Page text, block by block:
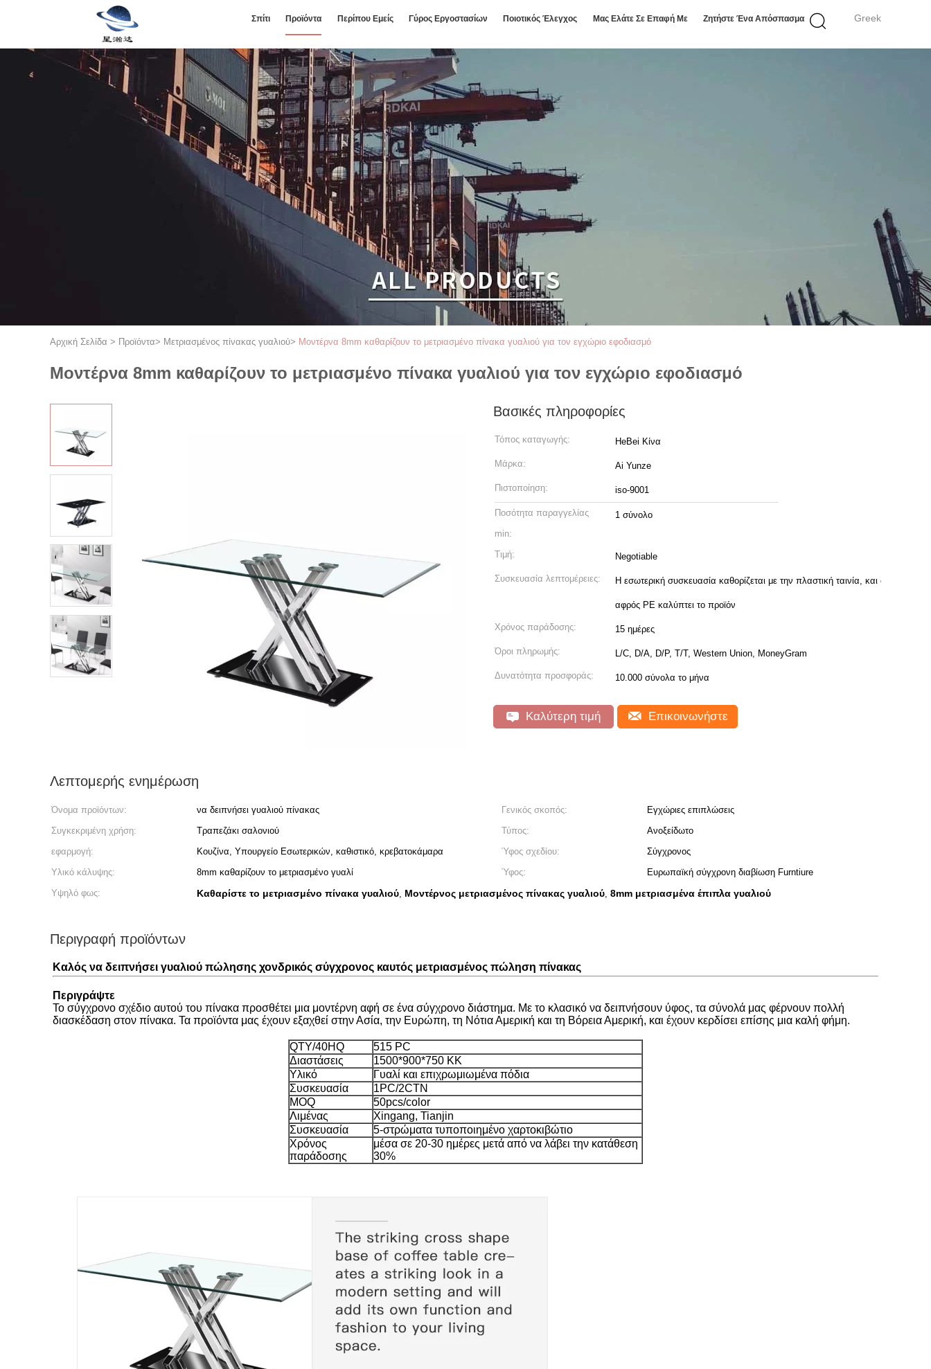
Greek
Σπίτι Προϊόντα Περίπου Εμείς Γύρος Εργοστασίων Ποιοτικός Έλεγχος Μας Ελάτε Σε Επαφή Με Ζητήστε Ένα Απόσπασμα
Αρχική Σελίδα > Προϊόντα> Μετριασμένος πίνακας γυαλιού> Μοντέρνα 8mm καθαρίζουν το μετριασμένο πίνακα γυαλιού για τον εγχώριο εφοδιασμό
Μοντέρνα 8mm καθαρίζουν το μετριασμένο πίνακα γυαλιού για τον εγχώριο εφοδιασμό
Βασικές πληροφορίες
Τόπος καταγωγής: HeBei Κίνα
Μάρκα: Ai Yunze
Πιστοποίηση: iso-9001
Ποσότητα παραγγελίας
min:
1 σύνολο
Τιμή: Negotiable
Συσκευασία λεπτομέρειες: Η εσωτερική συσκευασία καθορίζεται με την πλαστική ταινία, και ο
αφρός PE καλύπτει το προϊόν
Χρόνος παράδοσης: 15 ημέρες
Όροι πληρωμής: L/C, D/A, D/P, T/T, Western Union, MoneyGram
Δυνατότητα προσφοράς: 10.000 σύνολα το μήνα
Καλύτερη τιμή Επικοινωνήστε
Λεπτομερής ενημέρωση
Όνομα προϊόντων: να δειπνήσει γυαλιού πίνακας Γενικός σκοπός:
Εγχώριες επιπλώσεις
Συγκεκριμένη χρήση:
Τραπεζάκι σαλονιού Τύπος:
Ανοξείδωτο
εφαρμογή:
Κουζίνα, Υπουργείο Εσωτερικών, καθιστικό, κρεβατοκάμαρα Ύφος σχεδίου:
Σύγχρονος
Υλικό κάλυψης:
8mm καθαρίζουν το μετριασμένο γυαλί Ύφος:
Ευρωπαϊκή σύγχρονη διαβίωση Furntiure
Υψηλό φως:
Καθαρίστε το μετριασμένο πίνακα γυαλιού, Μοντέρνος μετριασμένος πίνακας γυαλιού, 8mm μετριασμένα έπιπλα γυαλιού
Περιγραφή προϊόντων
Καλός να δειπνήσει γυαλιού πώλησης χονδρικός σύγχρονος καυτός μετριασμένος πώληση πίνακας
Περιγράψτε
Το σύγχρονο σχέδιο αυτού του πίνακα προσθέτει μια μοντέρνη αφή σε ένα σύγχρονο διάστημα. Με το κλασικό να δειπνήσουν ύφος, τα σύνολά μας φέρνουν πολλή
διασκέδαση στον πίνακα. Τα προϊόντα μας έχουν εξαχθεί στην Ασία, την Ευρώπη, τη Νότια Αμερική και τη Βόρεια Αμερική, και έχουν κερδίσει επίσης μια καλή φήμη.
QTY/40HQ
515 PC
Διαστάσεις
1500*900*750 ΚΚ
Υλικό
Γυαλί και επιχρωμιωμένα πόδια
Συσκευασία
1PC/2CTN
MOQ
50pcs/color
Λιμένας
Xingang, Tianjin
Συσκευασία
5-στρώματα τυποποιημένο χαρτοκιβώτιο
Χρόνος
παράδοσης
μέσα σε 20-30 ημέρες μετά από να λάβει την κατάθεση
30%